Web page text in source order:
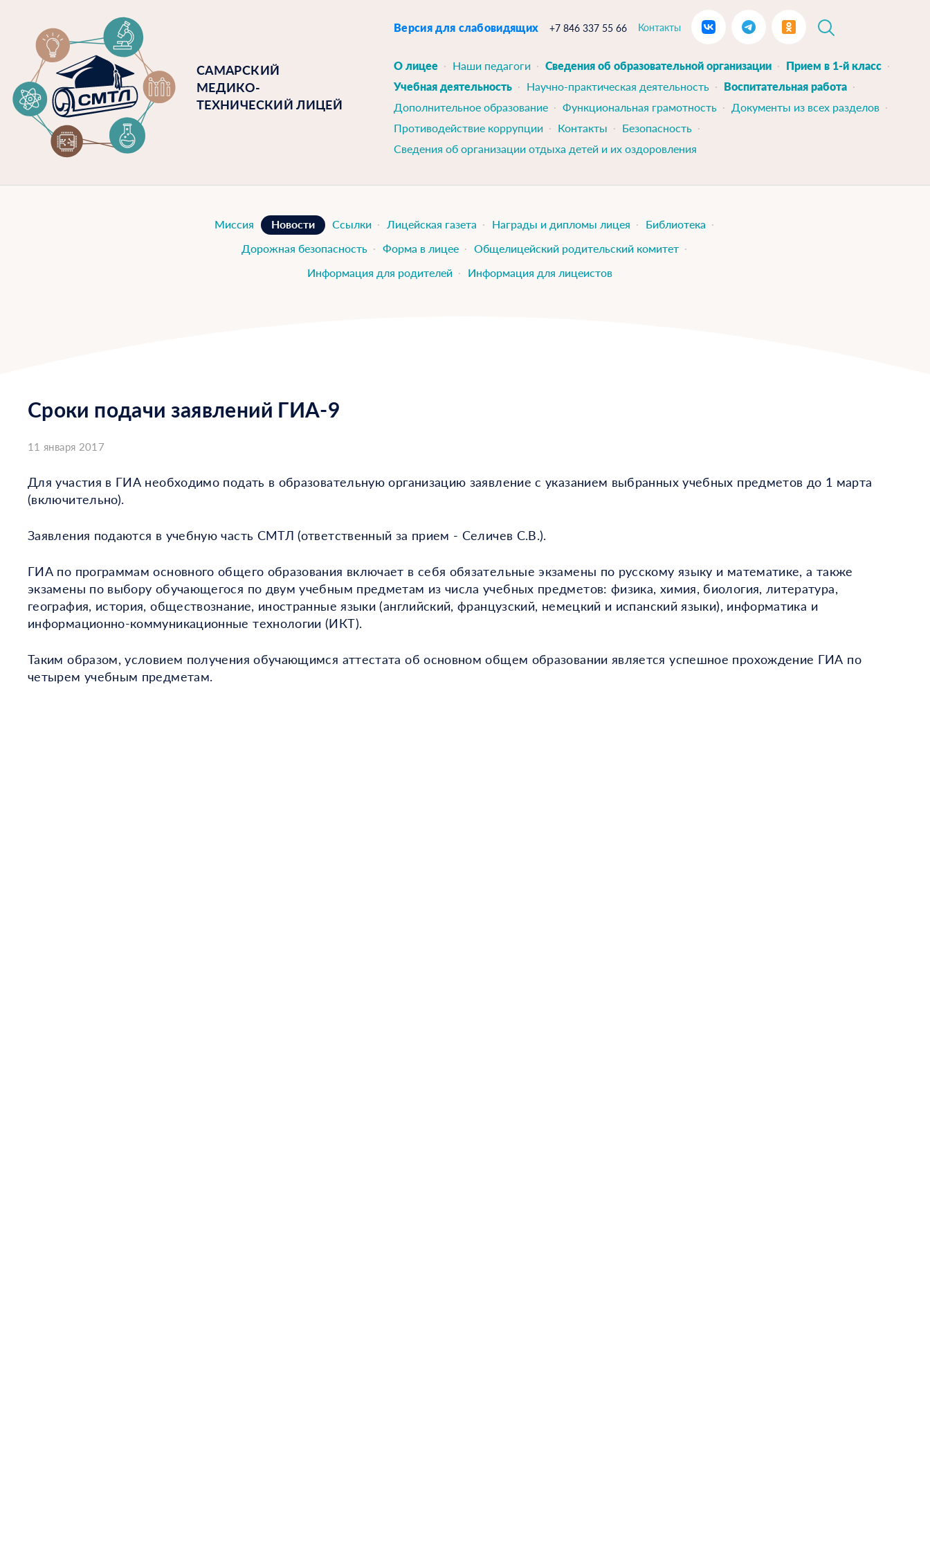
САМАРСКИЙ
МЕДИКО-
ТЕХНИЧЕСКИЙ ЛИЦЕЙ
Версия для слабовидящих +7 846 337 55 66 Контакты
О лицее Наши педагоги Сведения об образовательной организации
Прием в 1-й класс
Учебная деятельность
Научно-практическая деятельность
Воспитательная работа
Дополнительное образование
Функциональная грамотность
Документы из всех разделов
Противодействие коррупции
Контакты
Безопасность
Сведения об организации отдыха детей и их оздоровления
Миссия Новости Ссылки Лицейская газета Награды и дипломы лицея
Библиотека
Дорожная безопасность
Форма в лицее
Общелицейский родительский комитет
Информация для родителей
Информация для лицеистов
Сроки подачи заявлений ГИА-9
11 января 2017
Для участия в ГИА необходимо подать в образовательную организацию заявление с указанием выбранных учебных предметов до 1 марта
(включительно).
Заявления подаются в учебную часть СМТЛ (ответственный за прием - Селичев С.В.).
ГИА по программам основного общего образования включает в себя обязательные экзамены по русскому языку и математике, а также
экзамены по выбору обучающегося по двум учебным предметам из числа учебных предметов: физика, химия, биология, литература,
география, история, обществознание, иностранные языки (английский, французский, немецкий и испанский языки), информатика и
информационно-коммуникационные технологии (ИКТ).
Таким образом, условием получения обучающимся аттестата об основном общем образовании является успешное прохождение ГИА по
четырем учебным предметам.